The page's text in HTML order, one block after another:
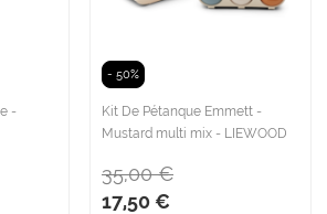
-
- 50%
Kit De Pétanque Emmett -
Mustard multi mix - LIEWOOD
17,50 €
35,00 €